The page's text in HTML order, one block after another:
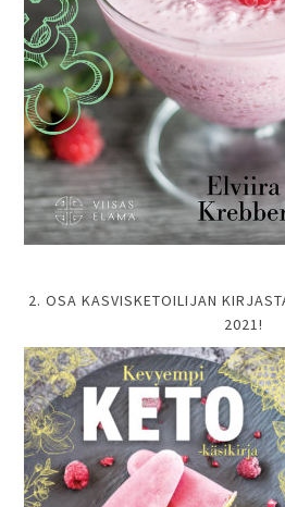
2. OSA KASVISKETOILIJAN
2021!